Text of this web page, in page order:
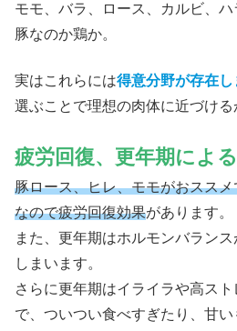
モモ、バラ、ロース、カルビ、ハ
豚なのか鶏か。
実はこれらには得意分野が存在し
選ぶことで理想の肉体に近づける
疲労回復、更年期によ
豚ロース、ヒレ、モモがおスス
なので疲労回復効果があります。
また、更年期はホルモンバラン
しまいます。
さらに更年期はイライラや高ス
で、ついつい食べすぎたり、甘